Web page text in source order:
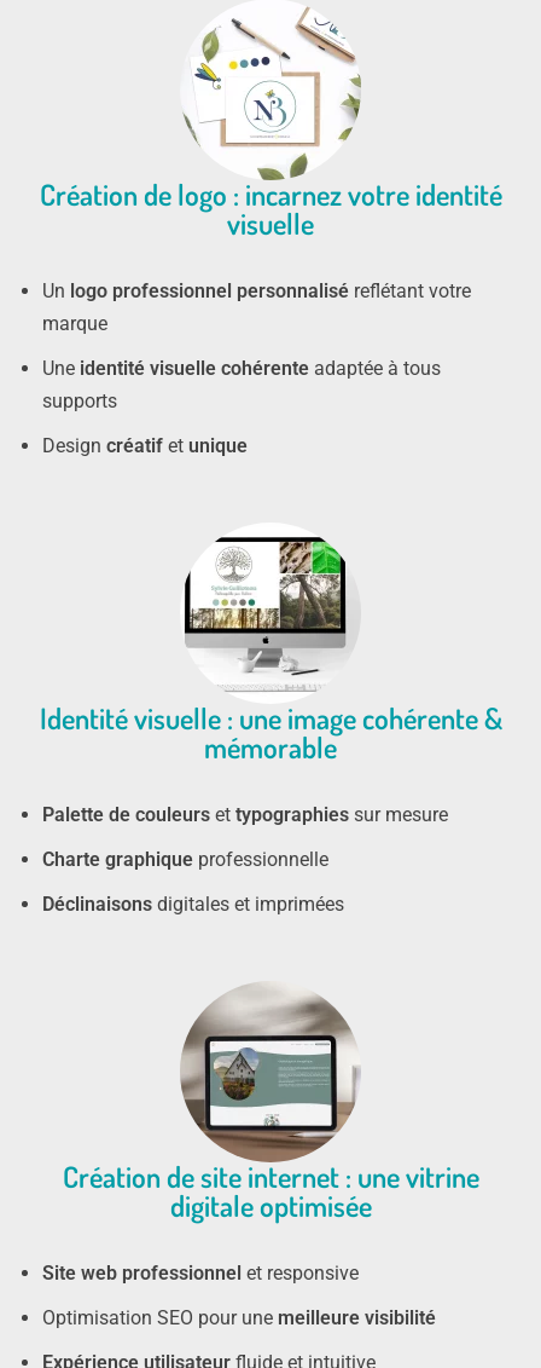
Création de logo : incarnez votre identité
visuelle
Un logo professionnel personnalisé reflétant votre
marque
Une identité visuelle cohérente adaptée à tous
supports
Design créatif et unique
Identité visuelle : une image cohérente &
mémorable
Palette de couleurs et typographies sur mesure
Charte graphique professionnelle
Déclinaisons digitales et imprimées
Création de site internet : une vitrine
digitale optimisée
Site web professionnel et responsive
Optimisation SEO pour une meilleure visibilité
Expérience utilisateur fluide et intuitive